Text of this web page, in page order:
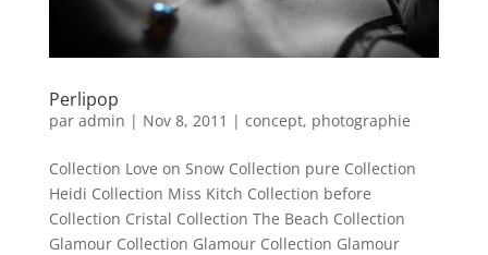
Perlipop
par admin | Nov 8, 2011 | concept, photographie
Collection Love on Snow Collection pure Collection
Heidi Collection Miss Kitch Collection before
Collection Cristal Collection The Beach Collection
Glamour Collection Glamour Collection Glamour